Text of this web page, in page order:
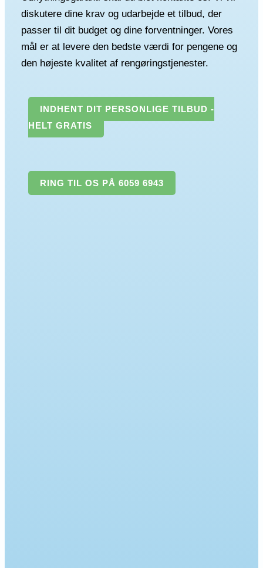
diskutere dine krav og udarbejde et tilbud, der
passer til dit budget og dine forventninger. Vores
mål er at levere den bedste værdi for pengene og
den højeste kvalitet af rengøringstjenester.
INDHENT DIT PERSONLIGE TILBUD -
HELT GRATIS
RING TIL OS PÅ 6059 6943